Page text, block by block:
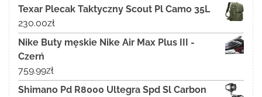
Texar Plecak Taktyczny Scout Pl Camo 35L
230.00zł
Nike Buty męskie Nike Air Max Plus III -
Czerń
759.99zł
Shimano Pd R8000 Ultegra Spd Sl Carbon